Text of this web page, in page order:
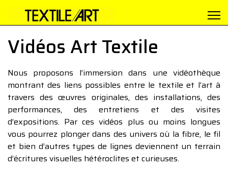
Vidéos Art Textile
Nous proposons l’immersion dans une vidéothèque
montrant des liens possibles entre le textile et l’art à
travers des œuvres originales, des installations, des
performances, des entretiens et des visites
d’expositions. Par ces vidéos plus ou moins longues
vous pourrez plonger dans des univers où la fibre, le fil
et bien d’autres types de lignes deviennent un terrain
d’écritures visuelles hétéroclites et curieuses.